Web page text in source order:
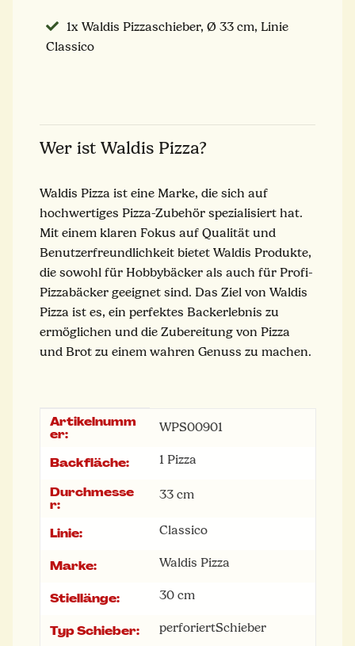
1x Waldis Pizzaschieber, Ø 33 cm, Linie
Classico
Wer ist Waldis Pizza?
Waldis Pizza ist eine Marke, die sich auf
hochwertiges Pizza-Zubehör spezialisiert hat.
Mit einem klaren Fokus auf Qualität und
Benutzerfreundlichkeit bietet Waldis Produkte,
die sowohl für Hobbybäcker als auch für Profi-
Pizzabäcker geeignet sind. Das Ziel von Waldis
Pizza ist es, ein perfektes Backerlebnis zu
ermöglichen und die Zubereitung von Pizza
und Brot zu einem wahren Genuss zu machen.
Produkteigenschaft
Wert
Artikelnumm
er:
WPS00901
Backfläche: 1 Pizza
Durchmesse
r:
33 cm
Linie: Classico
Marke: Waldis Pizza
Stiellänge: 30 cm
Typ Schieber: perforiertSchieber